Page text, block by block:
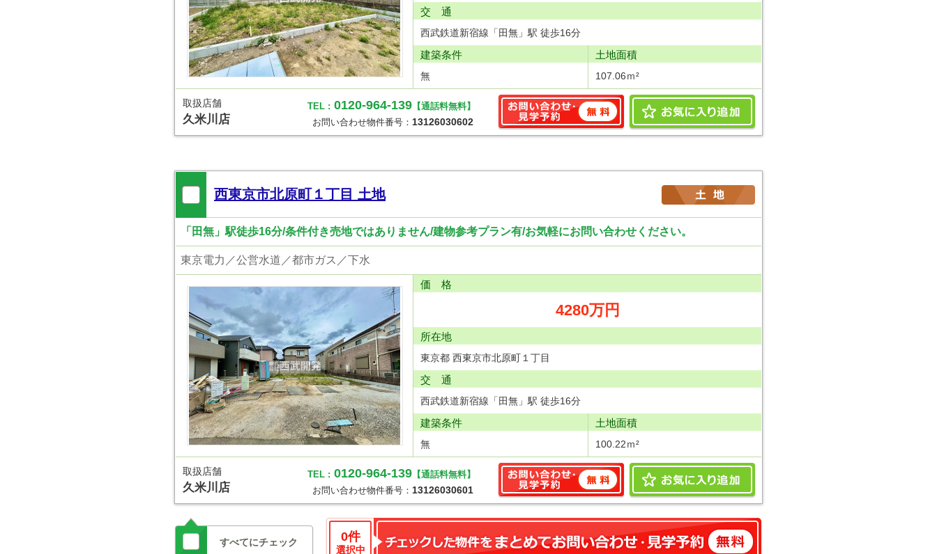
交 通
西武鉄道新宿線「田無」駅 徒歩16分
建築条件
無
土地面積
107.06ｍ²
取扱店舗
久米川店
TEL : 0120-964-139 【通話料無料】
お問い合わせ物件番号：13126030602
西東京市北原町１丁目 土地
「田無」駅徒歩16分/条件付き売地ではありません/建物参考プラン有/お気軽にお問い合わせください。
東京電力／公営水道／都市ガス／下水
価 格
4280万円
所在地
東京都 西東京市北原町１丁目
交 通
西武鉄道新宿線「田無」駅 徒歩16分
建築条件
無
土地面積
100.22ｍ²
取扱店舗
久米川店
TEL : 0120-964-139 【通話料無料】
お問い合わせ物件番号：13126030601
すべてにチェック 0件
選択中